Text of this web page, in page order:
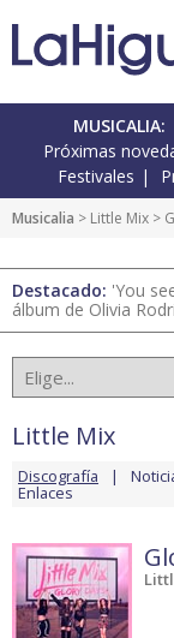
MUSICALIA:
Próximas
Festivales
Musicalia > Little Mix >
Destacado: 'You
álbum de Olivia
Little Mix
Discografía
Enlaces